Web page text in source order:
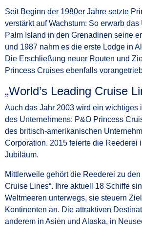
Seit Beginn der 1980er Jahre setzte
verstärkt auf Wachstum: So erwarb
Palm Island in den Grenadinen seine
und 1987 nahm es die erste Lodge in
Die Erschließung neuer Routen und
Princess Cruises ebenfalls
„World’s Leading Cruise
Auch das Jahr 2003 wird ein wichtiges
des Unternehmens: P&O Princess
des britisch-amerikanischen
Corporation. 2015 feierte die Reederei
Jubiläum.
Mittlerweile gehört die Reederei zu den
Cruise Lines“. Ihre aktuell 18 Schiffe
Weltmeeren unterwegs, sie steuern
Kontinenten an. Die attraktiven
anderem in Asien und Alaska, in